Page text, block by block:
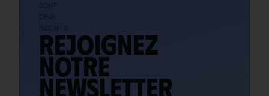
SONT
DÉJÀ
INSCRITS
Rejoignez
notre
newsletter